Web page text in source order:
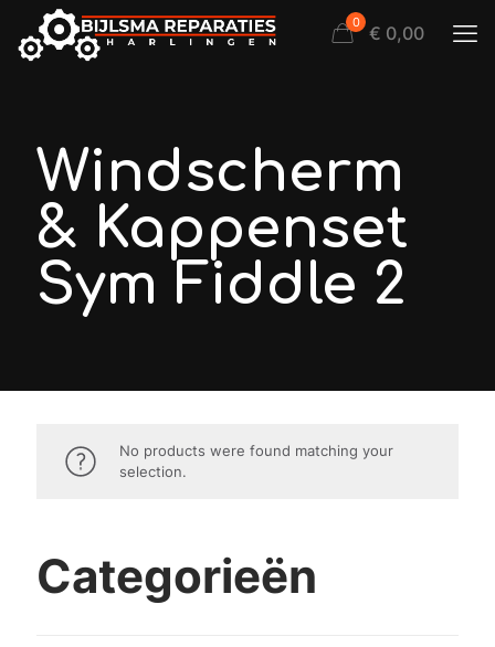
0 € 0,00
Windscherm
& Kappenset
Sym Fiddle 2
No products were found matching your
selection.
Categorieën